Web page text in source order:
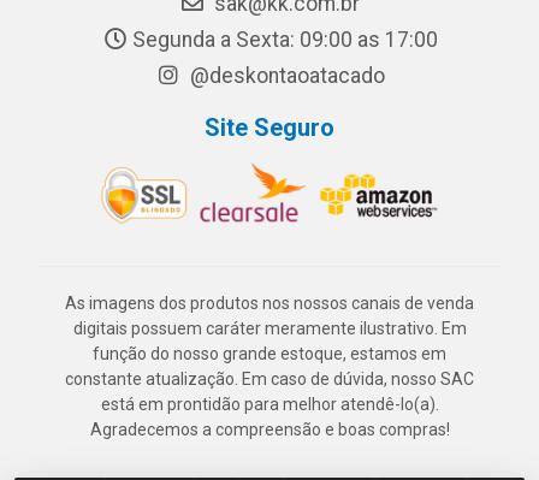
Segunda a Sexta: 09:00 as 17:00
@deskontaoatacado
Site Seguro
As imagens dos produtos nos nossos canais de venda
digitais possuem caráter meramente ilustrativo. Em
função do nosso grande estoque, estamos em
constante atualização. Em caso de dúvida, nosso SAC
está em prontidão para melhor atendê-lo(a).
Agradecemos a compreensão e boas compras!